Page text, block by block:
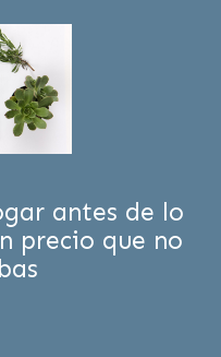
antes de lo
precio que no